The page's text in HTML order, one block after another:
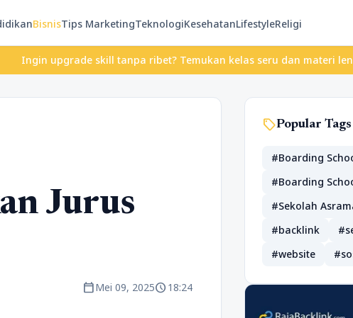
BisnisTips MarketingTeknologiKesehatanLifestyleReligi
skill tanpa ribet? Temukan kelas seru dan materi lengkap
Jurus
calendar_todayMei 09, 2025schedule18:24
sellPopular Tags
#Boarding
#Boarding
#Sekolah
#backlink
#website